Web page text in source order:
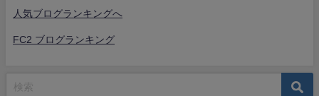
人気ブログランキングへ
FC2 ブログランキング